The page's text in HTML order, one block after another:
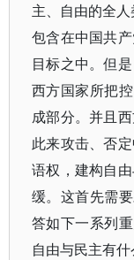
主、自由的全
包含在中国共
目标之中。但
西方国家所把
成部分。并且
此来攻击、否
语权，建构自
缓。这首先需
答如下一系列
自由与民主有